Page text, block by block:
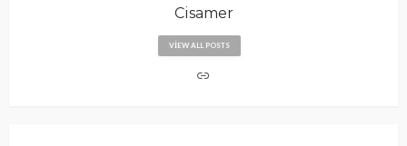
Cisamer
VIEW ALL POSTS